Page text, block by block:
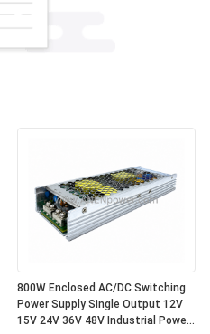
800W Enclosed AC/DC Switching
Power Supply Single Output 12V
15V 24V 36V 48V Industrial Power